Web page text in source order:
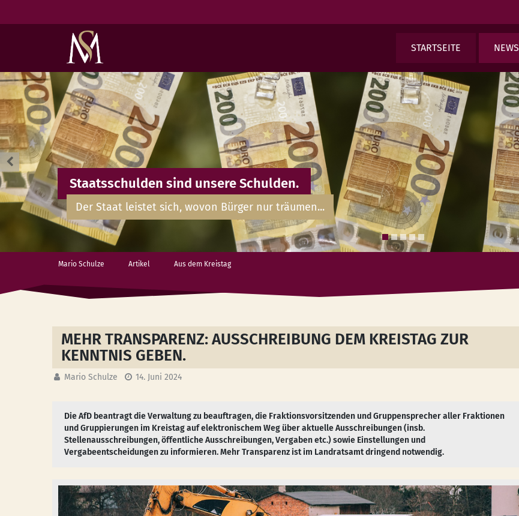
STARTSEITE NEWS
Staatsschulden sind unsere Schulden.
Der Staat leistet sich, wovon Bürger nur träumen...
Mario Schulze Artikel Aus dem Kreistag
MEHR TRANSPARENZ: AUSSCHREIBUNG DEM KREISTAG ZUR
KENNTNIS GEBEN.
Mario Schulze 14. Juni 2024
Die AfD beantragt die Verwaltung zu beauftragen, die Fraktionsvorsitzenden und Gruppensprecher aller Fraktionen
und Gruppierungen im Kreistag auf elektronischem Weg über aktuelle Ausschreibungen (insb.
Stellenausschreibungen, öffentliche Ausschreibungen, Vergaben etc.) sowie Einstellungen und
Vergabeentscheidungen zu informieren. Mehr Transparenz ist im Landratsamt dringend notwendig.